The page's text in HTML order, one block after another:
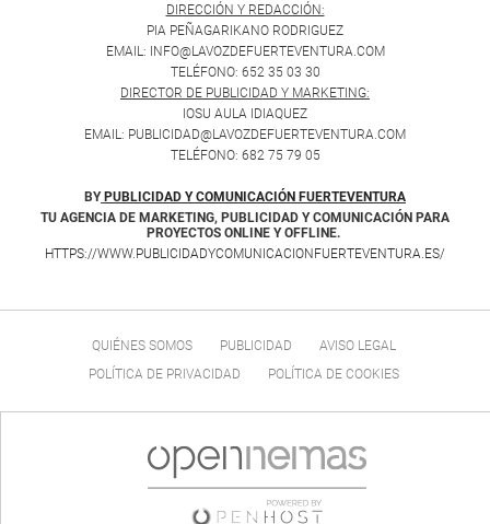
DIRECCIÓN Y REDACCIÓN:
PIA PEÑAGARIKANO RODRIGUEZ
EMAIL: INFO@LAVOZDEFUERTEVENTURA.COM
TELÉFONO: 652 35 03 30
DIRECTOR DE PUBLICIDAD Y MARKETING:
IOSU AULA IDIAQUEZ
EMAIL: PUBLICIDAD@LAVOZDEFUERTEVENTURA.COM
TELÉFONO: 682 75 79 05
BY PUBLICIDAD Y COMUNICACIÓN FUERTEVENTURA
TU AGENCIA DE MARKETING, PUBLICIDAD Y COMUNICACIÓN PARA
PROYECTOS ONLINE Y OFFLINE.
HTTPS://WWW.PUBLICIDADYCOMUNICACIONFUERTEVENTURA.ES/
QUIÉNES SOMOS PUBLICIDAD
AVISO LEGAL
POLÍTICA DE PRIVACIDAD
POLÍTICA DE COOKIES